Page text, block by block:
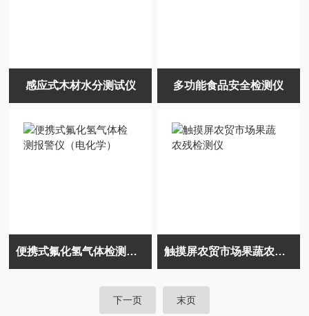
感应式木材水分测试仪 多功能食品安全检测仪
便携式氟化氢气体检测报警仪（电化学） 触摸屏农贸市场果蔬农残检测仪
下一页 末页